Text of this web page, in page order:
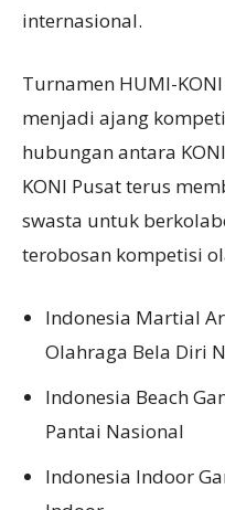
internasional.
Turnamen HUMI-
menjadi ajang
hubungan antara
KONI Pusat terus
swasta untuk
terobosan kompetisi
Indonesia Martial
Olahraga Bela Diri
Indonesia Beach
Pantai Nasional
Indonesia Indoor